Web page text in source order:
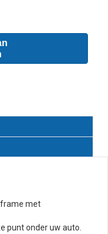
met
punt onder uw auto.